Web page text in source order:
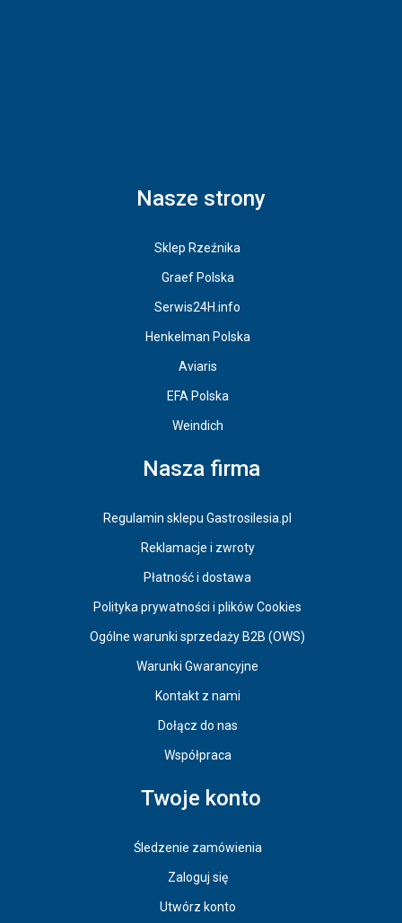
Nasze strony
Sklep Rzeźnika
Graef Polska
Serwis24H.info
Henkelman Polska
Aviaris
EFA Polska
Weindich
Nasza firma
Regulamin sklepu Gastrosilesia.pl
Reklamacje i zwroty
Płatność i dostawa
Polityka prywatności i plików Cookies
Ogólne warunki sprzedaży B2B (OWS)
Warunki Gwarancyjne
Kontakt z nami
Dołącz do nas
Współpraca
Twoje konto
Śledzenie zamówienia
Zaloguj się
Utwórz konto